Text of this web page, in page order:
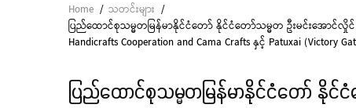
Breadcrumb
Home / သတင်းများ /
ပြည်ထောင်စုသမ္မတမြန်မာနိုင်ငံတော် နိုင်ငံတော်သမ္မတ ဦးမင်းအော
Handicrafts Cooperation and Cama Crafts နှင့် Patuxai
ပြည်ထောင်စုသမ္မတမြန်မာနိုင်ငံတော် နို